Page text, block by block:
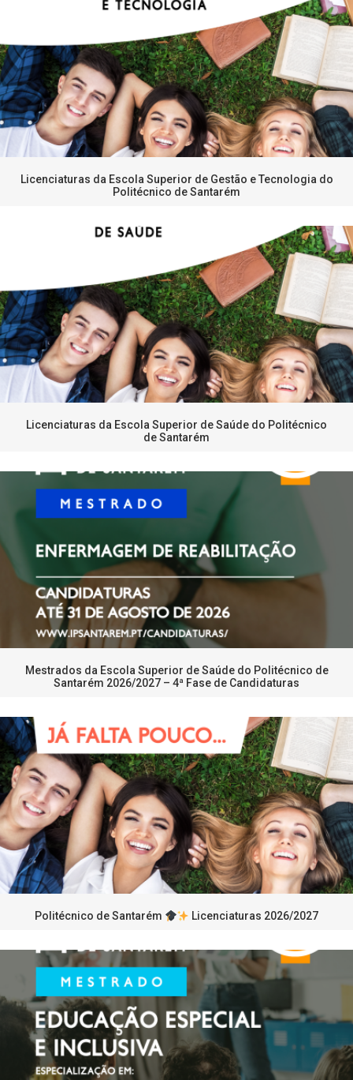
Licenciaturas da Escola Superior de Gestão e Tecnologia do
Politécnico de Santarém
Licenciaturas da Escola Superior de Saúde do Politécnico
de Santarém
Mestrados da Escola Superior de Saúde do Politécnico de
Santarém 2026/2027 – 4ª Fase de Candidaturas
Politécnico de Santarém Licenciaturas 2026/2027